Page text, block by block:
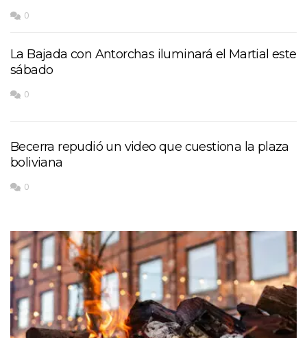
0
La Bajada con Antorchas iluminará el Martial este
sábado
0
Becerra repudió un video que cuestiona la plaza
boliviana
0